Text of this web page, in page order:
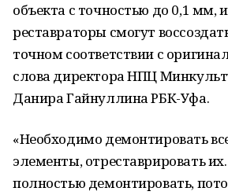
объекта с точностью до 0,1 мм,
реставраторы смогут
точном соответствии с
слова директора НПЦ
Данира Гайнуллина РБК-Уфа.
«Необходимо демонтировать
элементы, отреставрировать
полностью демонтировать,